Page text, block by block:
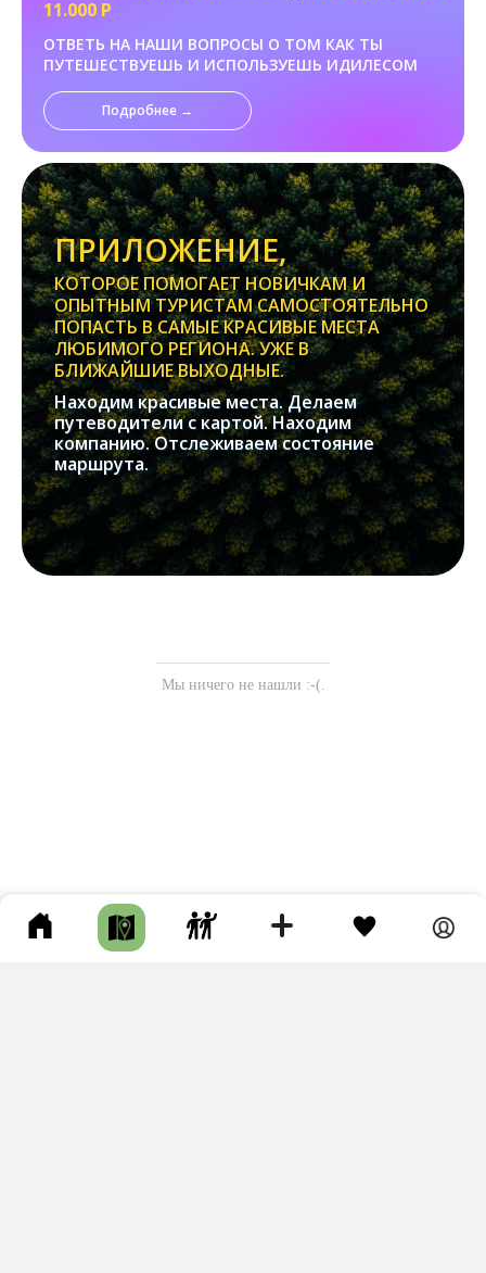
11.000 Р
ОТВЕТЬ НА НАШИ ВОПРОСЫ О ТОМ КАК ТЫ
ПУТЕШЕСТВУЕШЬ И ИСПОЛЬЗУЕШЬ ИДИЛЕСОМ
Подробнее →
ПРИЛОЖЕНИЕ,
КОТОРОЕ ПОМОГАЕТ НОВИЧКАМ И
ОПЫТНЫМ ТУРИСТАМ САМОСТОЯТЕЛЬНО
ПОПАСТЬ В САМЫЕ КРАСИВЫЕ МЕСТА
ЛЮБИМОГО РЕГИОНА. УЖЕ В
БЛИЖАЙШИЕ ВЫХОДНЫЕ.
Находим красивые места. Делаем
путеводители с картой. Находим
компанию. Отслеживаем состояние
маршрута.
Мы ничего не нашли :-(.